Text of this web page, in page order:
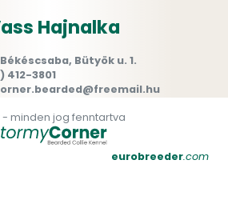
Hajnalka
Békéscsaba, Bütyök u. 1.
412-3801
- minden jog fenntartva
eurobreeder.com